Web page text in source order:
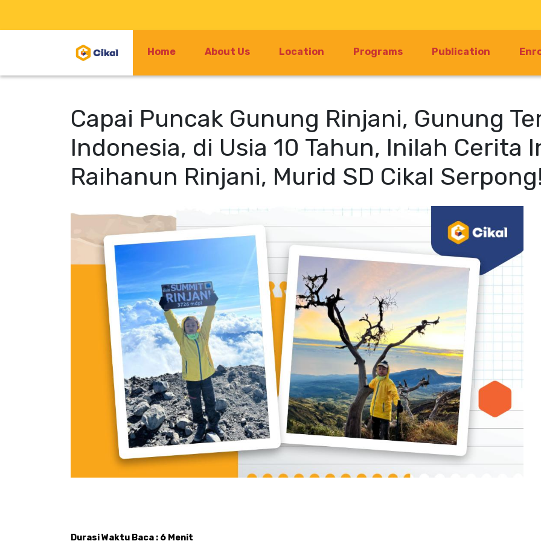
Home About Us Location Programs Publication
Capai Puncak Gunung Rinjani, Gunung
Indonesia, di Usia 10 Tahun, Inilah Cerita
Raihanun Rinjani, Murid SD Cikal Serpong!
Durasi Waktu Baca : 6 Menit